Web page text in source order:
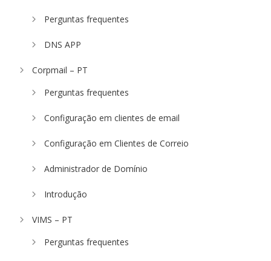
Perguntas frequentes
DNS APP
Corpmail – PT
Perguntas frequentes
Configuração em clientes de email
Configuração em Clientes de Correio
Administrador de Domínio
Introdução
VIMS – PT
Perguntas frequentes